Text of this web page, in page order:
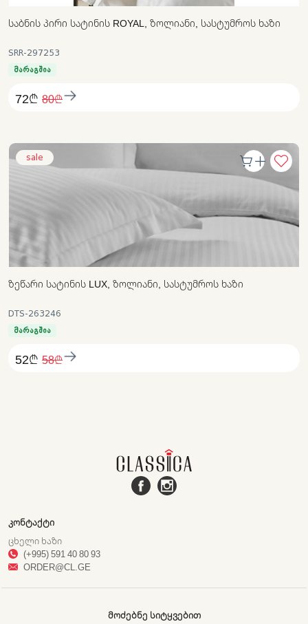
ᲡᲐᲑᲜᲘᲡ ᲞᲘᲠᲘ ᲡᲐᲢᲘᲜᲘᲡ ROYAL, ᲖᲝᲚᲘᲐᲜᲘ, ᲡᲐᲡᲢᲣᲛᲠᲝᲡ ᲮᲐᲖᲘ
SRR-297253
მარაგშია
72₾ 80₾
sale
ᲖᲔᲬᲐᲠᲘ ᲡᲐᲢᲘᲜᲘᲡ LUX, ᲖᲝᲚᲘᲐᲜᲘ, ᲡᲐᲡᲢᲣᲛᲠᲝᲡ ᲮᲐᲖᲘ
DTS-263246
მარაგშია
52₾ 58₾
ᲙᲝᲜᲢᲐᲥᲢᲘ
ᲪᲮᲔᲚᲘ ᲮᲐᲖᲘ
(+995) 591 40 80 93
ORDER@CL.GE
ᲛᲝᲫᲔᲑᲜᲔ ᲡᲘᲢᲧᲕᲔᲑᲘᲗ